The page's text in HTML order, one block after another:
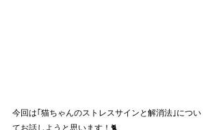
今回は｢猫ちゃんのストレスサインと解消法｣につい
てお話しようと思います！🐈